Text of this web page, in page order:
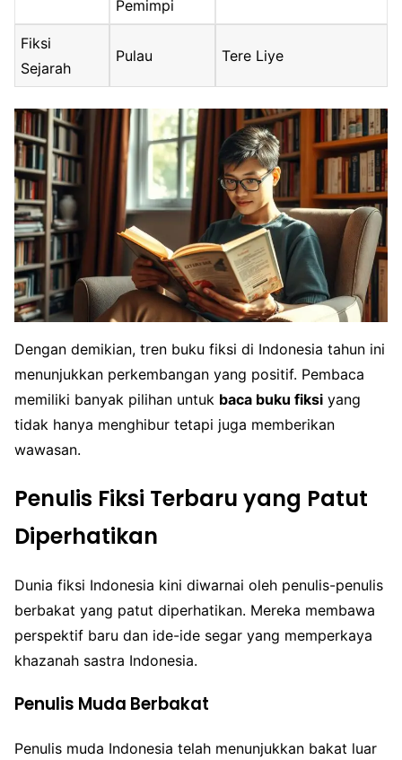
Pemimpi
Fiksi
Sejarah
Pulau Tere Liye
Dengan demikian, tren buku fiksi di Indonesia tahun ini
menunjukkan perkembangan yang positif. Pembaca
memiliki banyak pilihan untuk baca buku fiksi yang
tidak hanya menghibur tetapi juga memberikan
wawasan.
Penulis Fiksi Terbaru yang Patut
Diperhatikan
Dunia fiksi Indonesia kini diwarnai oleh penulis-penulis
berbakat yang patut diperhatikan. Mereka membawa
perspektif baru dan ide-ide segar yang memperkaya
khazanah sastra Indonesia.
Penulis Muda Berbakat
Penulis muda Indonesia telah menunjukkan bakat luar